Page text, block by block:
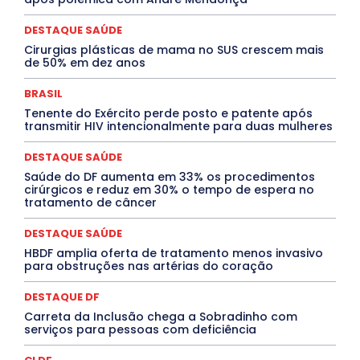
Especial
Espírito Santo ESPORTE
ESTÁGIO
EVENTOS
Febre Oropouche
Goiás
INTELIGÊNCIA ARTIFICIAL
INTERNACIONAL
MEIO AMBIENTE
MÚSICA
O Plantonista Opinião Oropouche
Paraíba
Paraná Pernambuco Piauí
POLÍTICA
PROCESSO SELETIVO
PUBLIEDITORIAL
QUALIFICAÇÃO PROFISSIONAL
Rio de Janeiro
Rio Grande do Sul
Roraima
Santa Catarina
São Paulo SARAMPO
SAÚDE
Saúde Agora
TÁ FROID?
TEATRO TECNOLOGIA
TIC TAC
Mais
DESTAQUE SAÚDE
Cirurgias plásticas de mama no SUS crescem mais
de 50% em dez anos
BRASIL
Tenente do Exército perde posto e patente após
transmitir HIV intencionalmente para duas mulheres
DESTAQUE SAÚDE
Saúde do DF aumenta em 33% os procedimentos
cirúrgicos e reduz em 30% o tempo de espera no
tratamento de câncer
DESTAQUE SAÚDE
HBDF amplia oferta de tratamento menos invasivo
para obstruções nas artérias do coração
DESTAQUE DF
Carreta da Inclusão chega a Sobradinho com
serviços para pessoas com deficiência